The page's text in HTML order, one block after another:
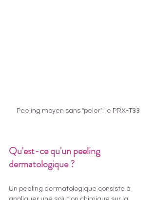
Peeling moyen sans "peler": le PRX-T33
Qu'est-ce qu'un peeling
dermatologique ?
Un peeling dermatologique consiste à